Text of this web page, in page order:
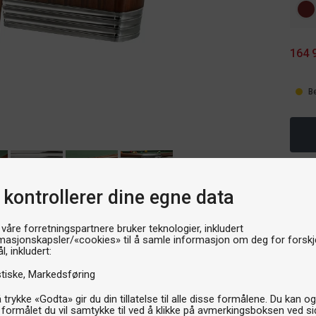
kontrollerer dine egne data
forretningspartnere bruker teknologier, inkludert
«cookies» til å samle informasjon om deg for
inkludert:
Markedsføring
trykke «Godta» gir du din tillatelse til alle disse formålene. Du kan
du vil samtykke til ved å klikke på avmerkingsboksen ved
164
Biljard belysning